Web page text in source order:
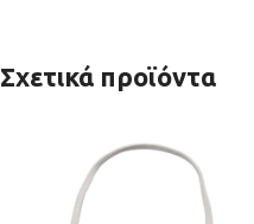
Σχετικά προϊόντα